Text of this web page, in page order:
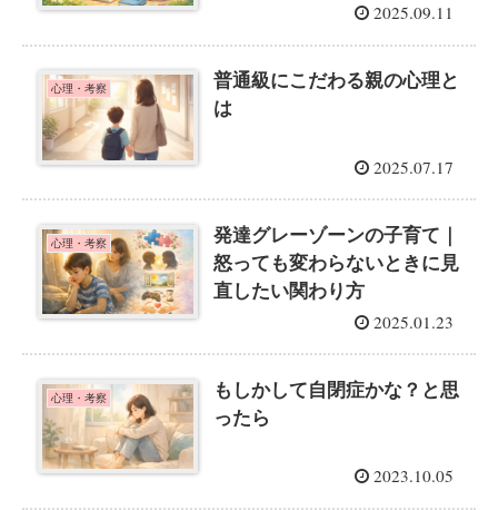
2025.09.11
心理・考察
普通級にこだわる親の心理と
は
2025.07.17
心理・考察
発達グレーゾーンの子育て｜
怒っても変わらないときに見
直したい関わり方
2025.01.23
心理・考察
もしかして自閉症かな？と思
ったら
2023.10.05